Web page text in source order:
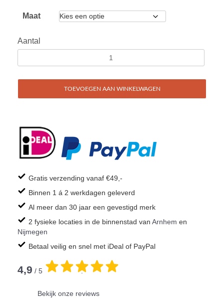
Maat
Aantal
TOEVOEGEN AAN WINKELWAGEN
Gratis verzending vanaf €49,-
Binnen 1 á 2 werkdagen geleverd
Al meer dan 30 jaar een gevestigd merk
2 fysieke locaties in de binnenstad van Arnhem en
Nijmegen
Betaal veilig en snel met iDeal of PayPal
4,9 / 5 .
Bekijk onze reviews